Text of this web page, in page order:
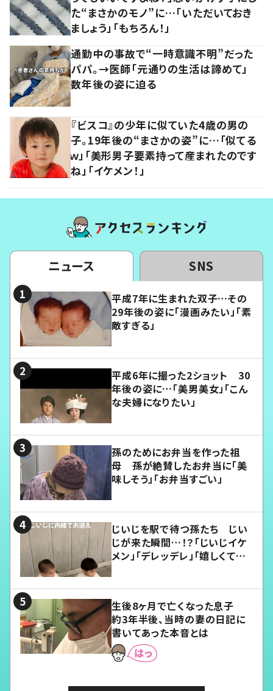
た“まさかのモノ”に…「いただいておき
ましょう」「もちろん！」
通勤中の事故で“一時意識不明”だった
パパ。→医師「元通りの生活は諦めて」
数年後の姿に迫る
『ビスコ』の少年に似ていた4歳の男の
子。19年後の“まさかの姿”に…「似てる
ｗ」「美形男子要素持って産まれたのです
ね」「イケメン！」
ニュース SNS
平成7年に生まれた双子…その
29年後の姿に「漫画みたい」「素
敵すぎる」
平成6年に撮った2ショット 30
年後の姿に…「美男美女」「こん
な夫婦になりたい」
孫のためにお弁当を作った祖
母 孫が絶賛したお弁当に「美
味しそう」「お弁当すごい」
じいじを駅で待つ孫たち じい
じが来た瞬間…！？「じいじイケ
メン」「デレッデレ」「嬉しくて可
生後8ヶ月で亡くなった息子
約3年半後、当時の妻の日記に
書いてあった本音とは